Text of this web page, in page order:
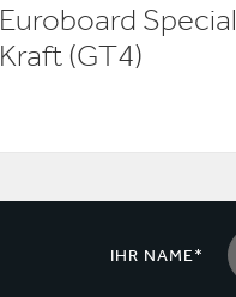
Euroboard Special
Kraft (GT4)
IHR NAME*